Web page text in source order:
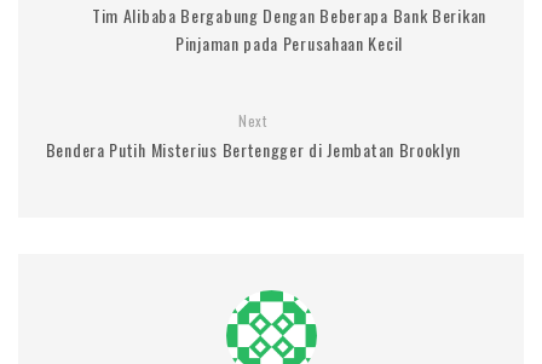
Tim Alibaba Bergabung Dengan Beberapa Bank Berikan
Pinjaman pada Perusahaan Kecil
Next
Bendera Putih Misterius Bertengger di Jembatan Brooklyn